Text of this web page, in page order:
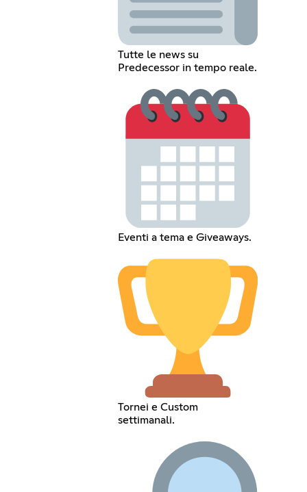
Tutte le news su
Predecessor in tempo reale.
Eventi a tema e Giveaways.
Tornei e Custom
settimanali.